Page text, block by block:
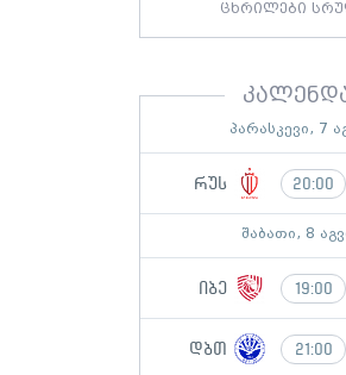
ცხრილები
პარასკევი, 7
რუს 20:00
შაბათი, 8
იბე 19:00
დბთ 21:00